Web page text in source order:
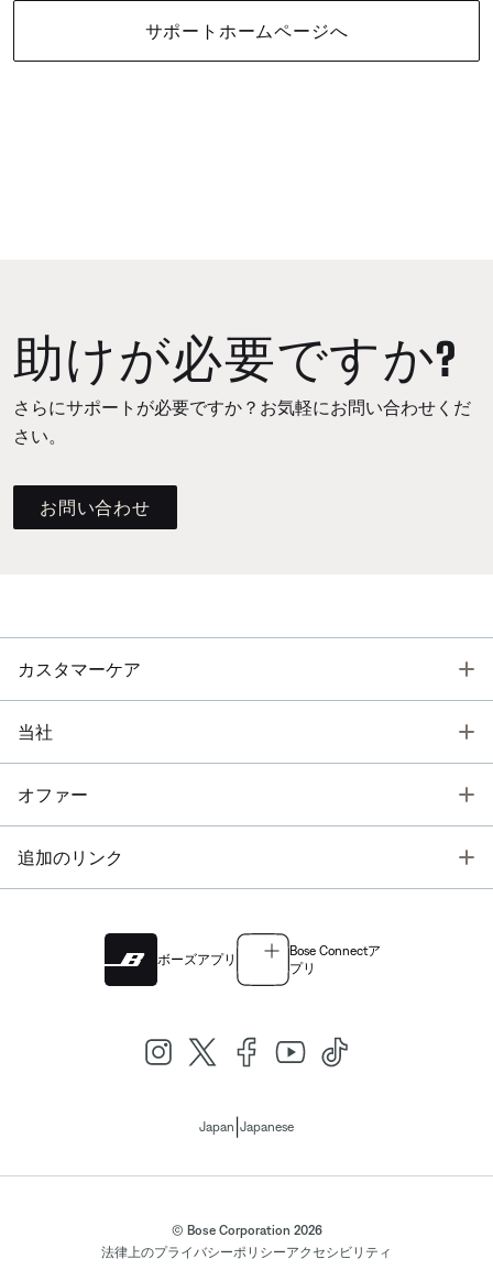
サポートホームページへ
助けが必要ですか?
さらにサポートが必要ですか？お気軽にお問い合わせくだ
さい。
お問い合わせ
カスタマーケア
当社
オファー
追加のリンク
ボーズアプリ
Bose Connectア
プリ
Japan Japanese
© Bose Corporation 2026
法律上のプライバシーポリシーアクセシビリティ